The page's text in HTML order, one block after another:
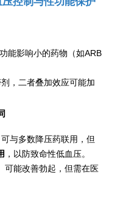
能影响小的药物（如ARB
，二者叠加效应可能加
与多数降压药联用，但
，以防致命性低血压。
可能改善勃起，但需在医